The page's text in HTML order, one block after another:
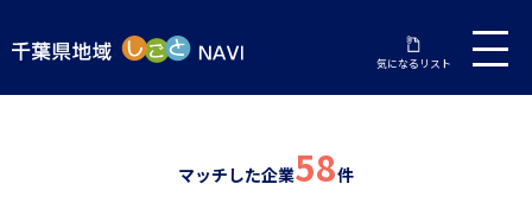
気になるリスト
マッチした企業58件